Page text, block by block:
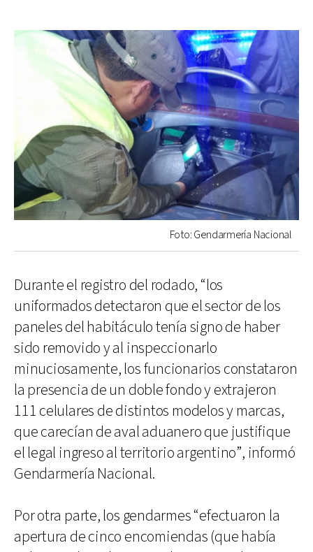
Foto: Gendarmería Nacional
Durante el registro del rodado, “los
uniformados detectaron que el sector de los
paneles del habitáculo tenía signo de haber
sido removido y al inspeccionarlo
minuciosamente, los funcionarios constataron
la presencia de un doble fondo y extrajeron
111 celulares de distintos modelos y marcas,
que carecían de aval aduanero que justifique
el legal ingreso al territorio argentino”, informó
Gendarmería Nacional.
Por otra parte, los gendarmes “efectuaron la
apertura de cinco encomiendas (que había